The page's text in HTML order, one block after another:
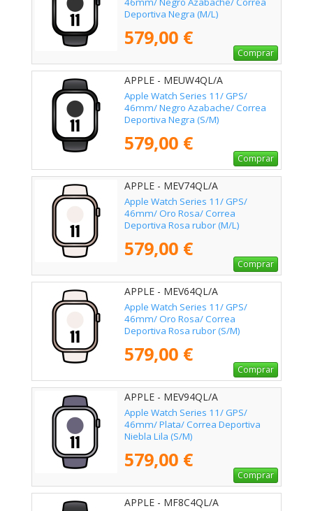
Deportiva Negra (M/L)
579,00 €
Comprar
APPLE - MEUW4QL/A
Apple Watch Series 11/ GPS/
46mm/ Negro Azabache/ Correa
Deportiva Negra (S/M)
579,00 €
Comprar
APPLE - MEV74QL/A
Apple Watch Series 11/ GPS/
46mm/ Oro Rosa/ Correa
Deportiva Rosa rubor (M/L)
579,00 €
Comprar
APPLE - MEV64QL/A
Apple Watch Series 11/ GPS/
46mm/ Oro Rosa/ Correa
Deportiva Rosa rubor (S/M)
579,00 €
Comprar
APPLE - MEV94QL/A
Apple Watch Series 11/ GPS/
46mm/ Plata/ Correa Deportiva
Niebla Lila (S/M)
579,00 €
Comprar
APPLE - MF8C4QL/A